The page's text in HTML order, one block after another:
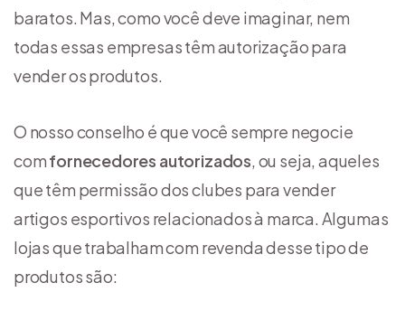
baratos. Mas, como você deve imaginar, nem
todas essas empresas têm autorização para
vender os produtos.
O nosso conselho é que você sempre negocie
comfornecedores autorizados, ou seja, aqueles
que têm permissão dos clubes para vender
artigos esportivos relacionados à marca. Algumas
lojas que trabalham com revenda desse tipo de
produtos são: